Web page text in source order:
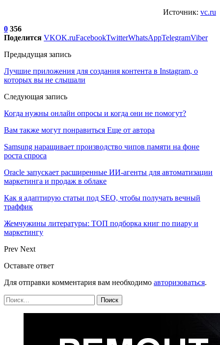
Источник: vc.ru
0 356
Поделится VKOK.ruFacebookTwitterWhatsAppTelegramViber
Предыдущая запись
Лучшие приложения для создания контента в Instagram, о
которых вы не слышали
Следующая запись
Когда нужны онлайн опросы и когда они не помогут?
Вам также могут понравиться Еще от автора
Samsung наращивает производство чипов памяти на фоне
роста спроса
Oracle запускает расширенные ИИ‑агенты для автоматизации
маркетинга и продаж в облаке
Как я адаптирую статьи под SEO, чтобы получать вечный
траффик
Жемчужины литературы: ТОП подборка книг по пиару и
маркетингу
Prev Next
Оставьте ответ
Для отправки комментария вам необходимо авторизоваться.